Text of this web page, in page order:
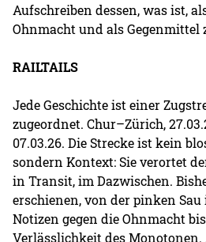
Aufschreiben dessen, was ist,
Ohnmacht und als Gegenmittel
RAILTAILS
Jede Geschichte ist einer
zugeordnet. Chur–Zürich,
07.03.26. Die Strecke ist kein
sondern Kontext: Sie verortet
in Transit, im Dazwischen.
erschienen, von der pinken
Notizen gegen die Ohnmacht
Verlässlichkeit des